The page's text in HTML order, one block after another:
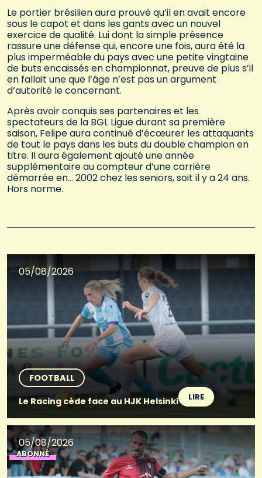
Le portier brésilien aura prouvé qu’il en avait encore
sous le capot et dans les gants avec un nouvel
exercice de qualité. Lui dont la simple présence
rassure une défense qui, encore une fois, aura été la
plus imperméable du pays avec une petite vingtaine
de buts encaissés en championnat, preuve de plus s’il
en fallait une que l’âge n’est pas un argument
d’autorité le concernant.
Après avoir conquis ses partenaires et les
spectateurs de la BGL Ligue durant sa première
saison, Felipe aura continué d’écœurer les attaquants
de tout le pays dans les buts du double champion en
titre. Il aura également ajouté une année
supplémentaire au compteur d’une carrière
démarrée en… 2002 chez les seniors, soit il y a 24 ans.
Hors norme.
05/08/2026
FOOTBALL
Le Racing cède face au HJK Helsinki
LIRE
05/08/2026
ABONNÉ